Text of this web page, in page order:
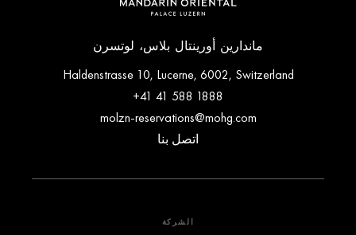
ماندارين أورينتال بلاس، لوتسرن
Haldenstrasse 10, Lucerne, 6002, Switzerland
+41 41 588 1888
molzn-reservations@mohg.com
اتصل بنا
الشركة